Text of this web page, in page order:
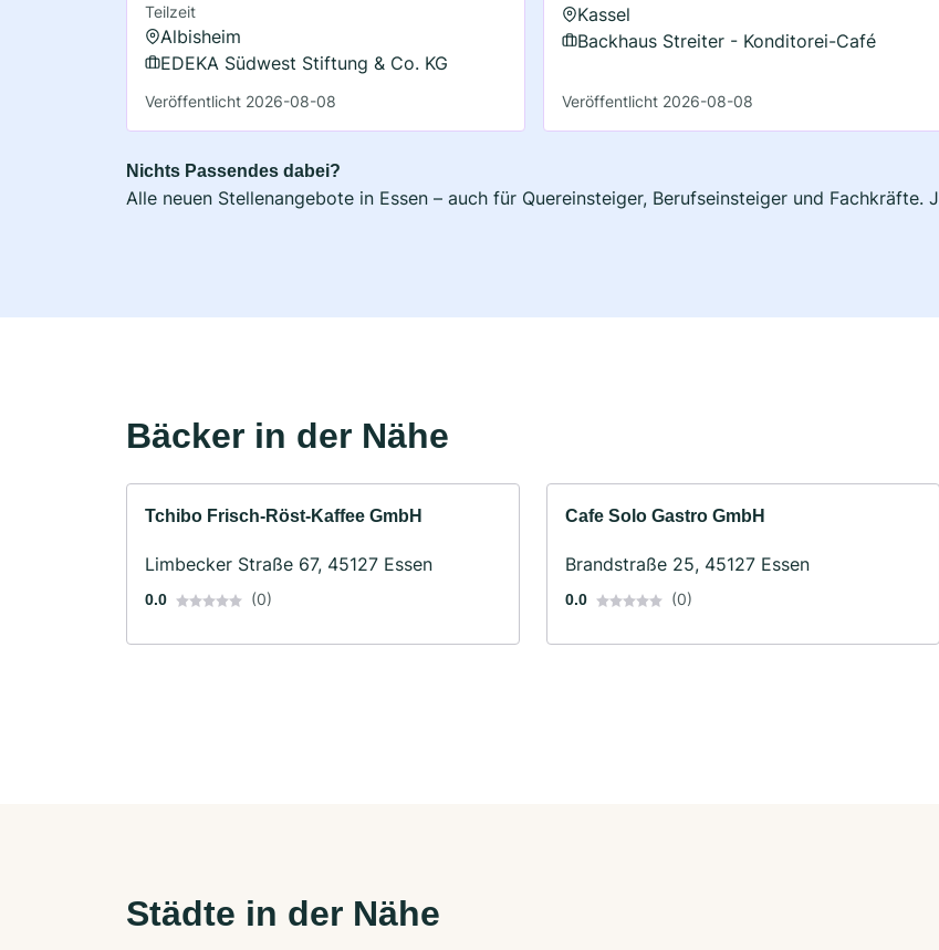
Teilzeit
Albisheim
EDEKA Südwest Stiftung & Co. KG
Veröffentlicht 2026-08-08
Kassel
Backhaus Streiter - Konditorei-Café
Veröffentlicht 2026-08-08
Nichts Passendes dabei?
Alle neuen Stellenangebote in Essen – auch für Quereinsteiger, Berufseinsteiger und
Bäcker in der Nähe
Tchibo Frisch-Röst-Kaffee GmbH
Limbecker Straße 67, 45127 Essen
0.0 (0)
Cafe Solo Gastro GmbH
Brandstraße 25, 45127 Essen
0.0 (0)
Städte in der Nähe